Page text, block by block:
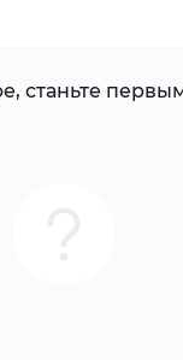
станьте